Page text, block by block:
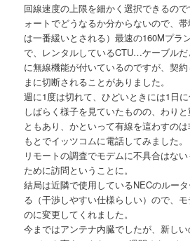
回線速度の上限を細かく選択できるの
ォートでどうなるか分からないので、
は一番緩いとされる）最速の160Mプラ
で、レンタルしているCTU…ケーブルだ
に無線機能が付いているのですが、契
まに切断されることがありました。
週に1度は切れて、ひどいときには1日に
しばらく様子を見ていたものの、わり
ともあり、かといって有線を這わすの
もとでイッツコムに電話してみました。
リモートの調査でモデムに不具合はな
ために訪問ということに。
結局は近隣で使用しているNECのルー
る（干渉しやすい仕様らしい）ので、
のに変更してくれました。
今まではアンテナ内臓でしたが、新しい